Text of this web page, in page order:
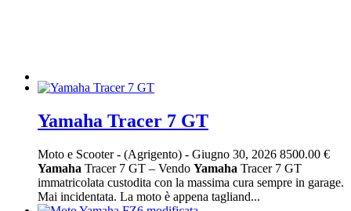
Yamaha Tracer 7 GT
Moto e Scooter- (Agrigento) - Giugno 30, 2026 8500.00 €
Yamaha Tracer 7 GT – Vendo Yamaha Tracer 7 GT
immatricolata custodita con la massima cura sempre in garage.
Mai incidentata. La moto è appena tagliand...